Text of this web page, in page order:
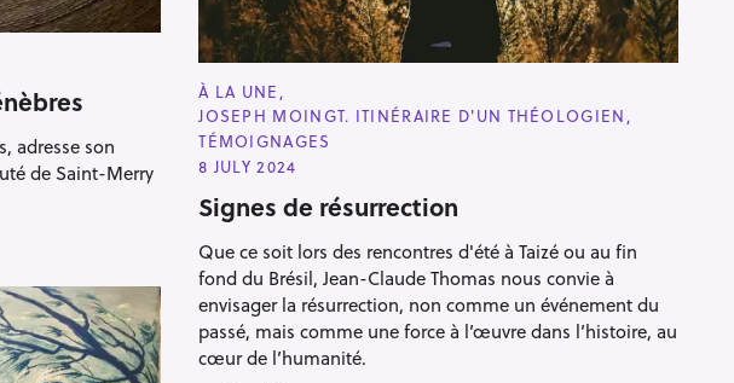
adresse son
de Saint-Merry
C
A
T
E
G
O
I
S
À LA UNE
JOSEPH MOINGT. ITINÉRAIRE D'UN THÉOLOGIEN
TÉMOIGNAGES
8 JULY 2024
Signes de résurrection
Que ce soit lors des rencontres d'été à Taizé ou au fin
fond du Brésil, Jean-Claude Thomas nous convie à
envisager la résurrection, non comme un événement du
passé, mais comme une force à l’œuvre dans l’histoire, au
cœur de l’humanité.